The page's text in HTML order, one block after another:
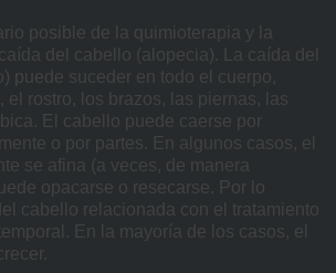
posible de la quimioterapia y la
del cabello (alopecia). La caída del
puede suceder en todo el cuerpo,
el rostro, los brazos, las piernas, las
El cabello puede caerse por
o por partes. En algunos casos, el
se afina (a veces, de manera
opacarse o resecarse. Por lo
cabello relacionada con el tratamiento
En la mayoría de los casos, el